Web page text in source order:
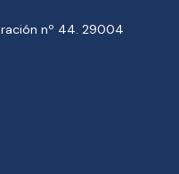
nº 44. 29004